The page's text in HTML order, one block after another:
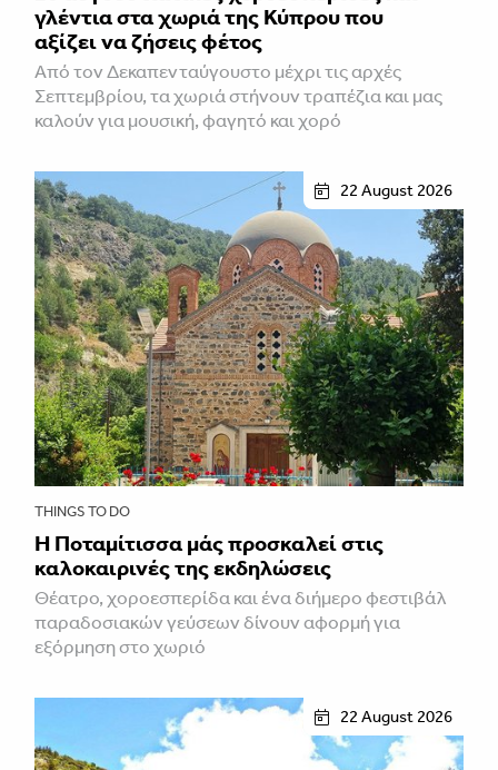
γλέντια στα χωριά της Κύπρου που
αξίζει να ζήσεις φέτος
Από τον Δεκαπενταύγουστο μέχρι τις αρχές
Σεπτεμβρίου, τα χωριά στήνουν τραπέζια και μας
καλούν για μουσική, φαγητό και χορό
22 August 2026
THINGS TO DO
Η Ποταμίτισσα μάς προσκαλεί στις
καλοκαιρινές της εκδηλώσεις
Θέατρο, χοροεσπερίδα και ένα διήμερο φεστιβάλ
παραδοσιακών γεύσεων δίνουν αφορμή για
εξόρμηση στο χωριό
22 August 2026